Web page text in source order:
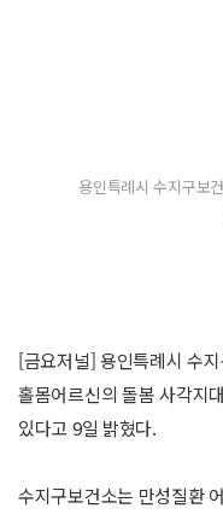
용인특례시 수지구보
[금요저널] 용인특례시 수
홀몸어르신의 돌봄 사각지
있다고 9일 밝혔다.
수지구보건소는 만성질환